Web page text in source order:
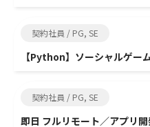
契約社員 / PG, SE
【Python】ソーシャルゲー
契約社員 / PG, SE
即日 フルリモート／アプリ